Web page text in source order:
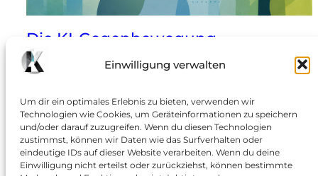
Einwilligung verwalten
Um dir ein optimales Erlebnis zu bieten, verwenden wir
Technologien wie Cookies, um Geräteinformationen zu speichern
und/oder darauf zuzugreifen. Wenn du diesen Technologien
zustimmst, können wir Daten wie das Surfverhalten oder
eindeutige IDs auf dieser Website verarbeiten. Wenn du deine
Einwilligung nicht erteilst oder zurückziehst, können bestimmte
Die KI-Gegenbewegung
Warum die Stimmung kippt und aus digitaler
vor wenigen Jahren galt Künstliche Intelligenz als
Zukunftsversprechen: effizienter, kreativer,
produktiver. Politiker, Unternehmen und
Technologievisionäre zeichneten das Bild einer neuen